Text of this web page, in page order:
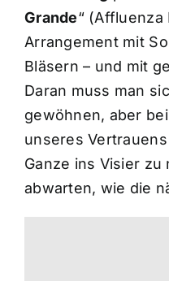
Grande“ (Affluenza
Arrangement mit
Bläsern – und mit
Daran muss man
gewöhnen, aber
unseres
Ganze ins Visier zu
abwarten, wie die